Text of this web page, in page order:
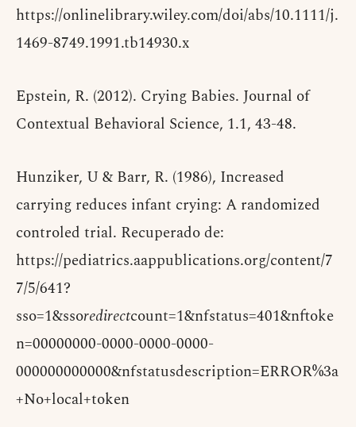
https://onlinelibrary.wiley.com/doi/abs/10.1111/j.
1469-8749.1991.tb14930.x
Epstein, R. (2012). Crying Babies. Journal of
Contextual Behavioral Science, 1.1, 43-48.
Hunziker, U & Barr, R. (1986), Increased
carrying reduces infant crying: A randomized
controled trial. Recuperado de:
https://pediatrics.aappublications.org/content/7
7/5/641?
sso=1&ssoredirectcount=1&nfstatus=401&nftoke
n=00000000-0000-0000-0000-
000000000000&nfstatusdescription=ERROR%3a
+No+local+token